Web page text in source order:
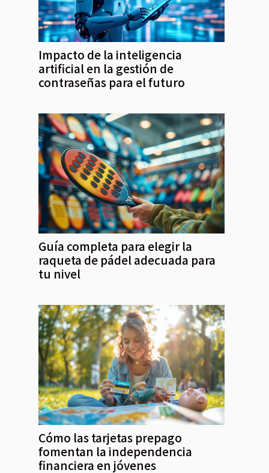
Impacto de la inteligencia
artificial en la gestión de
contraseñas para el futuro
Guía completa para elegir la
raqueta de pádel adecuada para
tu nivel
Cómo las tarjetas prepago
fomentan la independencia
financiera en jóvenes